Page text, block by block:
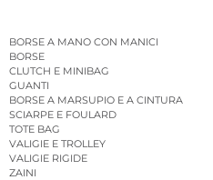
BORSE A MANO CON MANICI
BORSE
CLUTCH E MINIBAG
GUANTI
BORSE A MARSUPIO E A CINTURA
SCIARPE E FOULARD
TOTE BAG
VALIGIE E TROLLEY
VALIGIE RIGIDE
ZAINI